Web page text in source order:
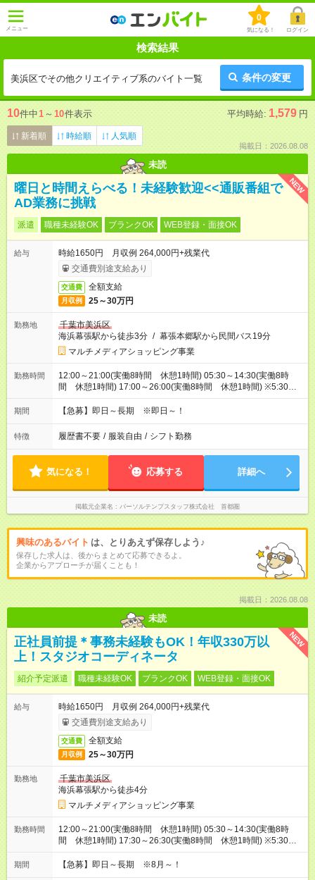
メニュー
0
気になる！ ログイン
検索結果
美浜区でその他クリエイティブ系のバイト一覧 条件の変更
10件中1 ～ 10件表示 平均時給: 1,579 円
新着順 時給順 人気順
掲載日：2026.08.08
未読
NEW
曜日と時間えらべる！未経験歓迎<<通販番組で
AD業務に挑戦
派遣 職種未経験OK ブランクOK WEB登録・面接OK
給与
時給1650円 月収例 264,000円+残業代
交通費別途支給あり
交通費 全額支給
月収例 25～30万円
勤務地
千葉市美浜区
海浜幕張駅から徒歩3分 / 幕張本郷駅から民間バス19分
マルチメディアショッピング事業
勤務時間
12:00～21:00(実働8時間 休憩1時間) 05:30～14:30(実働8時
間 休憩1時間) 17:00～26:00(実働8時間 休憩1時間) ※5:30～
26:00の間で時間相談できます！
期間 【急募】即日～長期 ※即日～！
特徴 履歴書不要 / 服装自由 / シフト勤務
気になる！ 応募する 詳細へ
掲載元企業名 パーソルテンプスタッフ株式会社 首都圏
興味のあるバイト は、とりあえず保存しよう♪
保存した求人は、後からまとめて応募できるよ。
企業からアプローチが届くことも！
掲載日：2026.08.08
未読
NEW
正社員前提＊事務未経験もOK！年収330万以
上！スタジオコーディネータ
紹介予定派遣 職種未経験OK ブランクOK WEB登録・面接OK
給与
時給1650円 月収例 264,000円+残業代
交通費別途支給あり
交通費 全額支給
月収例 25～30万円
勤務地
千葉市美浜区
海浜幕張駅から徒歩4分
マルチメディアショッピング事業
勤務時間
12:00～21:00(実働8時間 休憩1時間) 05:30～14:30(実働8時
間 休憩1時間) 17:30～26:30(実働8時間 休憩1時間) ※5:30～
26:00の間で時間相談できます！8:00～17:00等お時間固定でも
OK！
期間 【急募】即日～長期 ※8月～！